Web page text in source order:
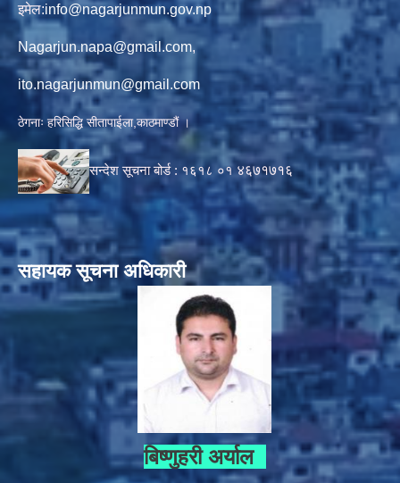
इमेल:info@nagarjunmun.gov.np
Nagarjun.napa@gmail.com,
ito.nagarjunmun@gmail.com
ठेगनाः हरिसिद्धि सीतापाईला,काठमाण्डौं ।
सन्देश सूचना बोर्ड : १६१८ ०१४६७१७१६
सहायक सूचना अधिकारी
बिष्णुहरी अर्याल